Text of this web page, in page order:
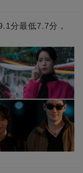
分最低7.7分，